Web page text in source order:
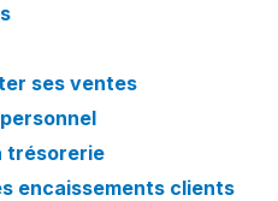
ses ventes
trésorerie
encaissements clients